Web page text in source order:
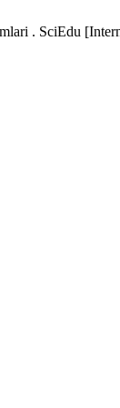
. SciEdu